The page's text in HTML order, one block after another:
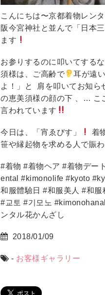
こんにちは〜京都着物レン
阪今宮神社と並んで「日本
ます
お参りするのに叩いてする
須様は、ご高齢で
耳が遠
よ！」と 肩を叩いてお知ら
の恵美須様の顔の下 、… こ
言われています
今日は、「宵ゑびす」 着
笹や縁起物を求める人で賑
#着物 #着物ヘア #着物デー
ental #kimonolife #kyoto
和服體驗日 #和服美人 #和
#교토 #기모노
ンタル花かんざし
2018/01/09
- お客様ギャラリー